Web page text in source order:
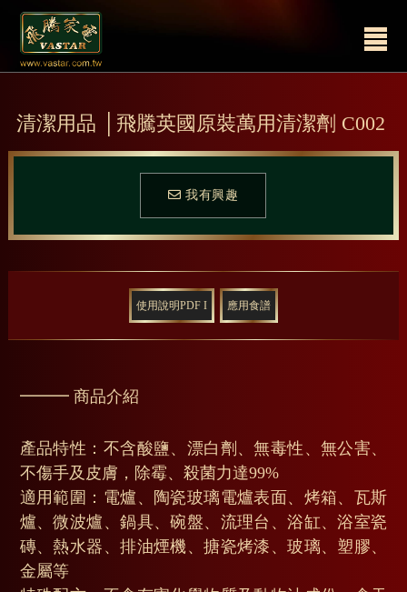
清潔用品 │飛騰英國原裝萬用清潔劑 C002
我有興趣
使用說明PDF I 應用食譜
━━━ 商品介紹
產品特性：不含酸鹽、漂白劑、無毒性、無公害、
不傷手及皮膚，除霉、殺菌力達99%
適用範圍：電爐、陶瓷玻璃電爐表面、烤箱、瓦斯
爐、微波爐、鍋具、碗盤、流理台、浴缸、浴室瓷
磚、熱水器、排油煙機、搪瓷烤漆、玻璃、塑膠、
金屬等